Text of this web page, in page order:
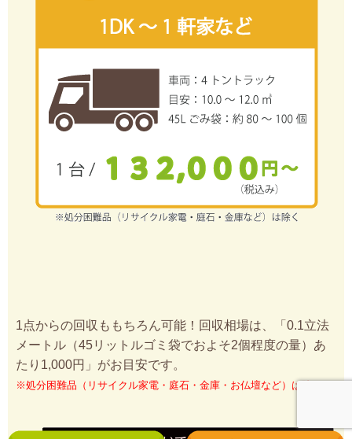
1点からの回収ももちろん可能！回収相場は、「0.1立法
メートル（45リットルゴミ袋でおよそ2個程度の量）あ
たり1,000円」がお目安です。
※処分困難品（リサイクル家電・庭石・金庫・お仏壇など）は除く